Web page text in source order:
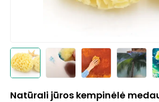
Natūrali jūros kempinėlė